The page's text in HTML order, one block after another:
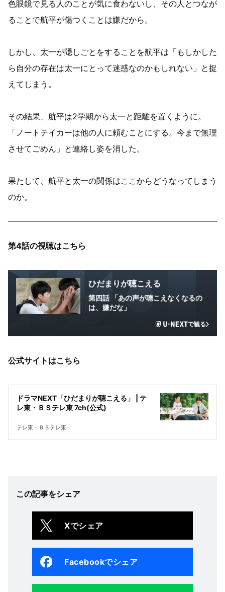
色眼鏡で見る人のことが気に食わないし、その人とつなが
ることで航平が傷つくことは嫌だから。
しかし、太一が隠しごとをすることを航平は「もしかした
ら自分の存在は太一にとって迷惑なのかもしれない」と捉
えてしまう。
その結果、航平は2学期から太一と距離を置くように。
「ノートテイカーは他の人に頼むことにする。今まで無理
させてごめん」と連絡し姿を消した。
果たして、航平と太一の関係はここからどうなってしまう
のか。
第4話の視聴はこちら
ひだまりが聴こえる
第四話 「あの声が聴こえなくなるの
は、嫌だな」
で観る
公式サイトはこちら
ドラマNEXT「ひだまりが聴こえる」 | テ
レ東・ＢＳテレ東 7ch(公式)
テレ東・ＢＳテレ東
この記事をシェア
Xでシェア
Facebookでシェア